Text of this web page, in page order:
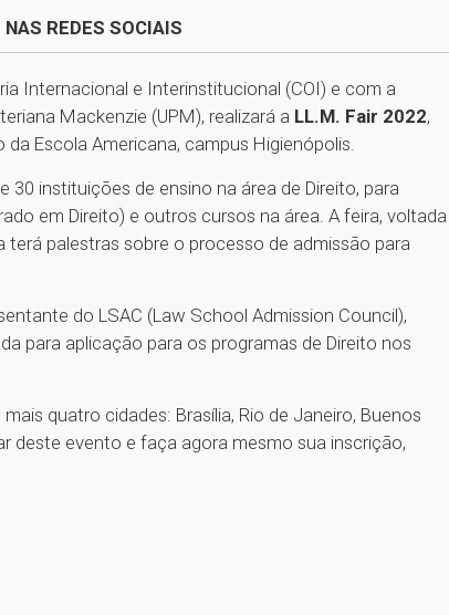
REDES SOCIAIS
Internacional e Interinstitucional (COI) e com a
Mackenzie (UPM), realizará a LL.M. Fair 2022,
Escola Americana, campus Higienópolis.
instituições de ensino na área de Direito, para
em Direito) e outros cursos na área. A feira, voltada
palestras sobre o processo de admissão para
do LSAC (Law School Admission Council),
para aplicação para os programas de Direito nos
quatro cidades: Brasília, Rio de Janeiro, Buenos
deste evento e faça agora mesmo sua inscrição,